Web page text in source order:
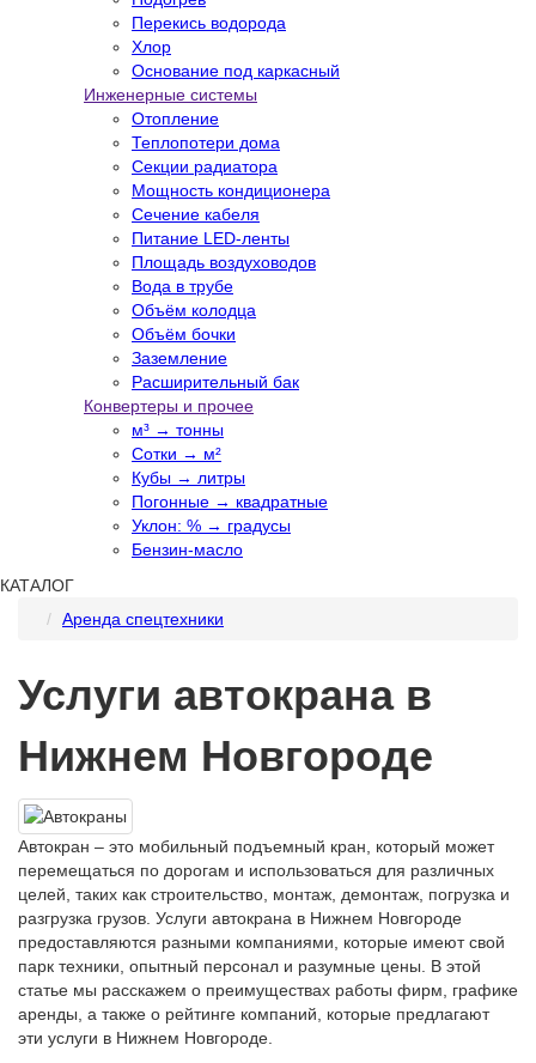
Перекись водорода
Хлор
Основание под каркасный
Инженерные системы
Отопление
Теплопотери дома
Секции радиатора
Мощность кондиционера
Сечение кабеля
Питание LED-ленты
Площадь воздуховодов
Вода в трубе
Объём колодца
Объём бочки
Заземление
Расширительный бак
Конвертеры и прочее
м³ → тонны
Сотки → м²
Кубы → литры
Погонные → квадратные
Уклон: % → градусы
Бензин-масло
КАТАЛОГ
Аренда спецтехники
Услуги автокрана в
Нижнем Новгороде
Автокран – это мобильный подъемный кран, который может
перемещаться по дорогам и использоваться для различных
целей, таких как строительство, монтаж, демонтаж, погрузка и
разгрузка грузов. Услуги автокрана в Нижнем Новгороде
предоставляются разными компаниями, которые имеют свой
парк техники, опытный персонал и разумные цены. В этой
статье мы расскажем о преимуществах работы фирм, графике
аренды, а также о рейтинге компаний, которые предлагают
эти услуги в Нижнем Новгороде.